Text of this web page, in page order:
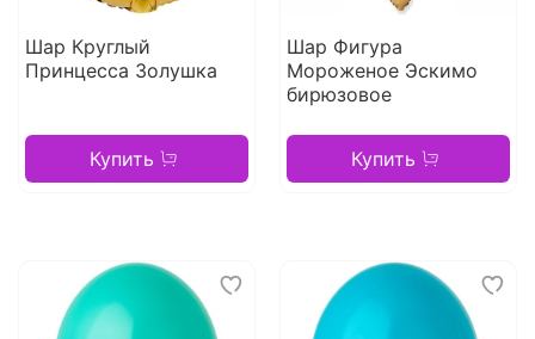
Шар Круглый
Принцесса Золушка
Купить
Шар Фигура
Мороженое Эскимо
бирюзовое
Купить